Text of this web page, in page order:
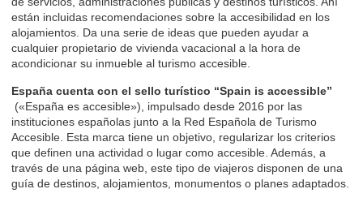
están incluidas recomendaciones sobre la accesibilidad en los
alojamientos. Da una serie de ideas que pueden ayudar a
cualquier propietario de vivienda vacacional a la hora de
acondicionar su inmueble al turismo accesible.
España cuenta con el sello turístico “Spain is accessible”
(«España es accesible»), impulsado desde 2016 por las
instituciones españolas junto a la Red Española de Turismo
Accesible. Esta marca tiene un objetivo, regularizar los criterios
que definen una actividad o lugar como accesible. Además, a
través de una página web, este tipo de viajeros disponen de una
guía de destinos, alojamientos, monumentos o planes adaptados.